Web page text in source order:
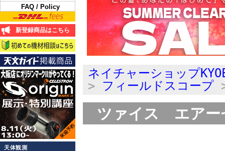
FAQ / Policy
新登録商品はこちら
天体観測
ネイチャーショップ
> フィールドスコープ
ツァイス エアー